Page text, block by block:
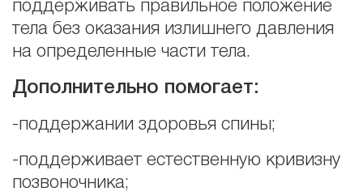
поддерживать правильное положение
тела без оказания излишнего давления
на определенные части тела.
Дополнительно помогает:
-поддержании здоровья спины;
-поддерживает естественную кривизну
позвоночника;